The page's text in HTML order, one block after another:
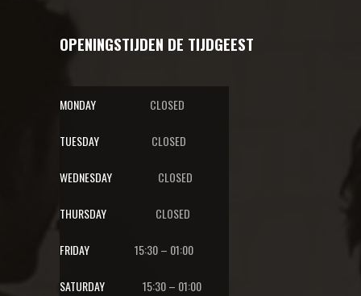
OPENINGSTIJDEN DE TIJDGEEST
MONDAY CLOSED
TUESDAY CLOSED
WEDNESDAY CLOSED
THURSDAY CLOSED
FRIDAY 15:30 – 01:00
SATURDAY 15:30 – 01:00